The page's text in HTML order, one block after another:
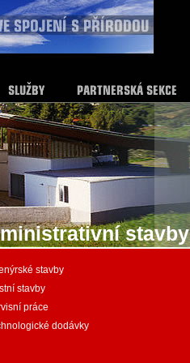
stavby
stavby
stavby
práce
dodávky